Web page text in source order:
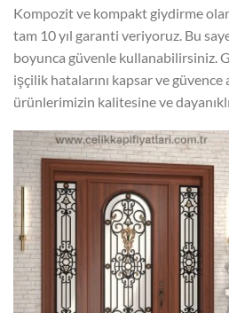
Kompozit ve kompakt giydirme
tam 10 yıl garanti veriyoruz. Bu
boyunca güvenle kullanabilirsiniz.
işçilik hatalarını kapsar ve güvence
ürünlerimizin kalitesine ve